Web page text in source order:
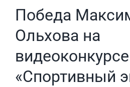
Победа
Ольхова на
видеоконкурсе
«Спортивный